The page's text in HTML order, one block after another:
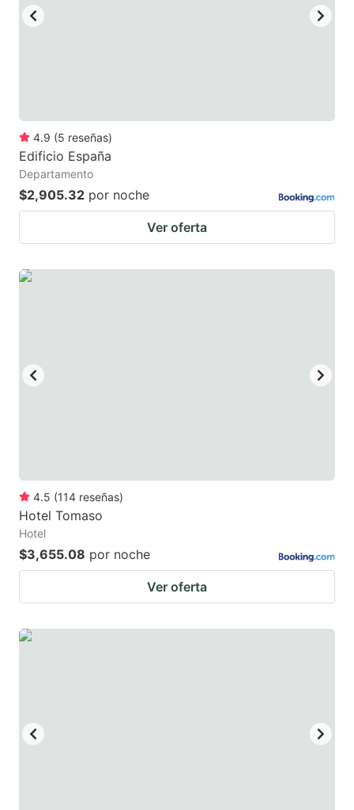
4.9 (5 reseñas)
Edificio España
Departamento
$2,905.32 por noche
Ver oferta
4.5 (114 reseñas)
Hotel Tomaso
Hotel
$3,655.08 por noche
Ver oferta